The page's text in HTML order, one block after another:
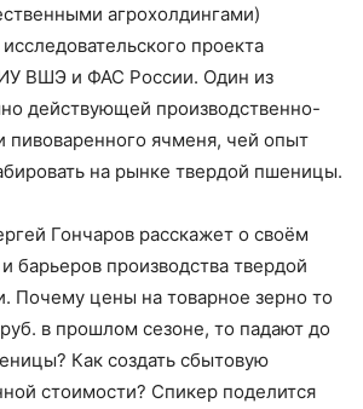
агрохолдингами)
проекта
ВШЭ и ФАС России. Один из
действующей производственно-
пивоваренного ячменя, чей опыт
на рынке твердой пшеницы.
Гончаров расскажет о своём
барьеров производства твердой
Почему цены на товарное зерно то
в прошлом сезоне, то падают до
Как создать сбытовую
стоимости? Спикер поделится